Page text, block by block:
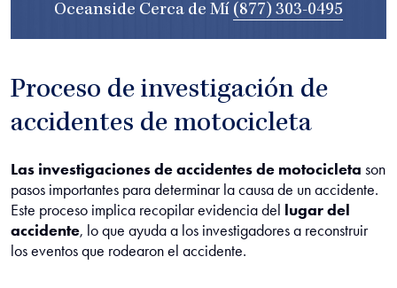
Oceanside Cerca de Mí (877) 303-0495
Proceso de investigación de
accidentes de motocicleta
Las investigaciones de accidentes de motocicleta son
pasos importantes para determinar la causa de un accidente.
Este proceso implica recopilar evidencia del lugar del
accidente, lo que ayuda a los investigadores a reconstruir
los eventos que rodearon el accidente.